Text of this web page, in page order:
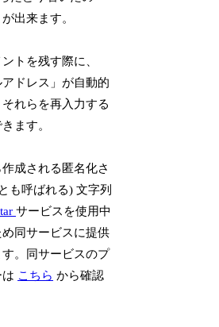
出来ます。
トを残す際に、
アドレス」が自動的
れらを再入力する
ます。
成される匿名化さ
も呼ばれる) 文字列
サービスを使用中
同サービスに提供
。同サービスのプ
こちら から確認